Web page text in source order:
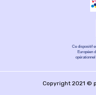
Ce dispositif
Européen
Copyright 2021 ©